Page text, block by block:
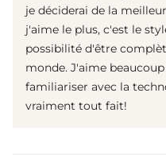
je déciderai de la
j'aime le plus, c'est le
possibilité d'être
monde. J'aime
familiariser avec la
vraiment tout fait!